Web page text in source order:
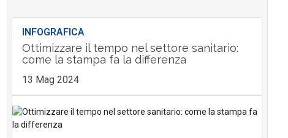
INFOGRAFICA
Ottimizzare il tempo nel settore sanitario:
come la stampa fa la differenza
13 Mag 2024